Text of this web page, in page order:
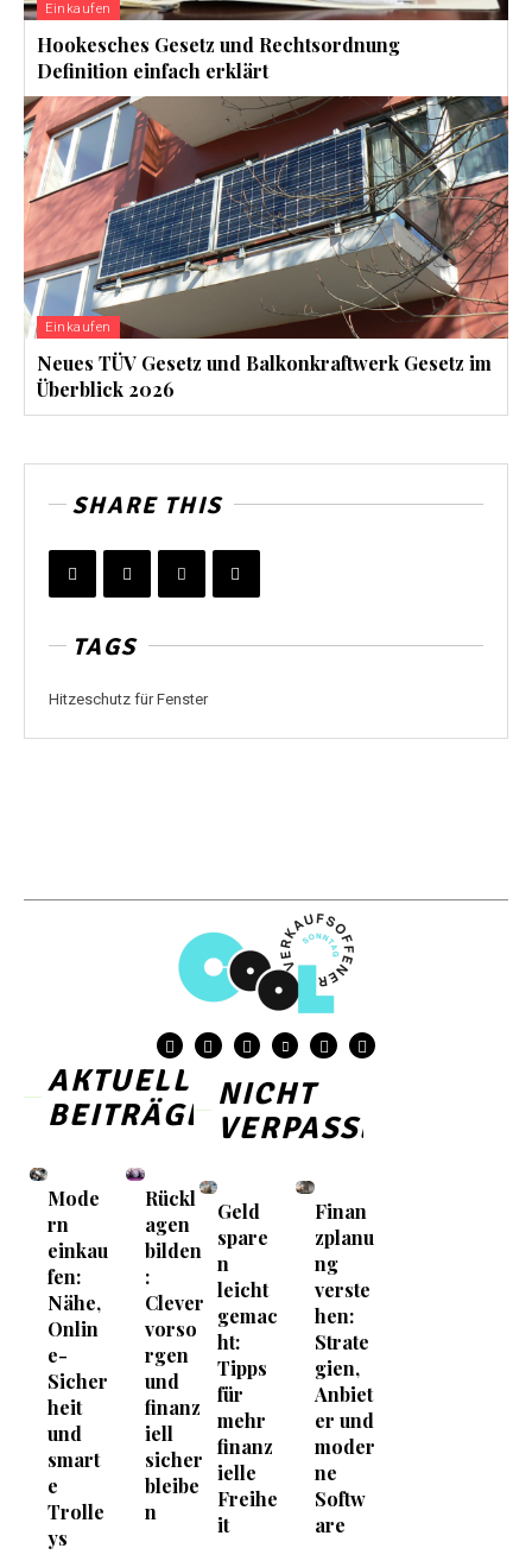
Einkaufen
Hookesches Gesetz und Rechtsordnung
Definition einfach erklärt
Einkaufen
Neues TÜV Gesetz und Balkonkraftwerk Gesetz im
Überblick 2026
SHARE THIS
TAGS
Hitzeschutz für Fenster
AKTUELLE
BEITRÄGE
Mode
rn
einkau
fen:
Nähe,
Onlin
e-
Sicher
heit
und
smart
e
Trolle
ys
Rückl
agen
bilden
:
Clever
vorso
rgen
und
finanz
iell
sicher
bleibe
n
NICHT
VERPASSEN
Geld
spare
n
leicht
gemac
ht:
Tipps
für
mehr
finanz
ielle
Freihe
it
Finan
zplanu
ng
verste
hen:
Strate
gien,
Anbiet
er und
moder
ne
Softw
are